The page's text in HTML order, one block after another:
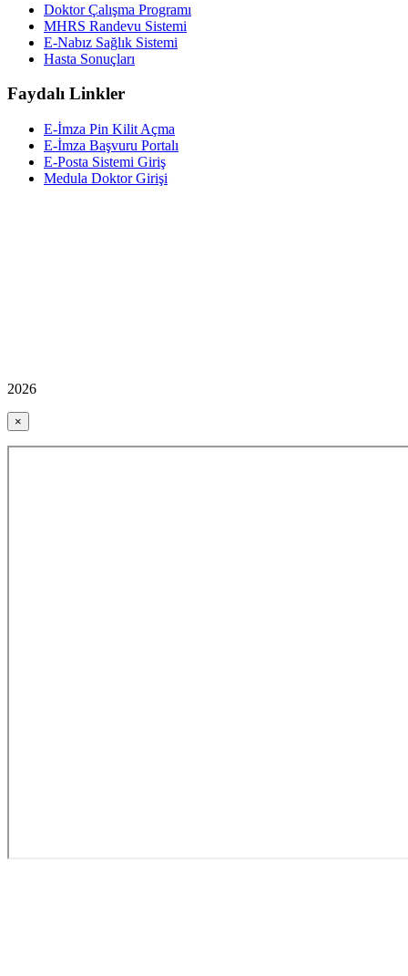
Doktor Çalışma Programı
MHRS Randevu Sistemi
E-Nabız Sağlık Sistemi
Hasta Sonuçları
Faydalı Linkler
E-İmza Pin Kilit Açma
E-İmza Başvuru Portalı
E-Posta Sistemi Giriş
Medula Doktor Girişi
2026
×